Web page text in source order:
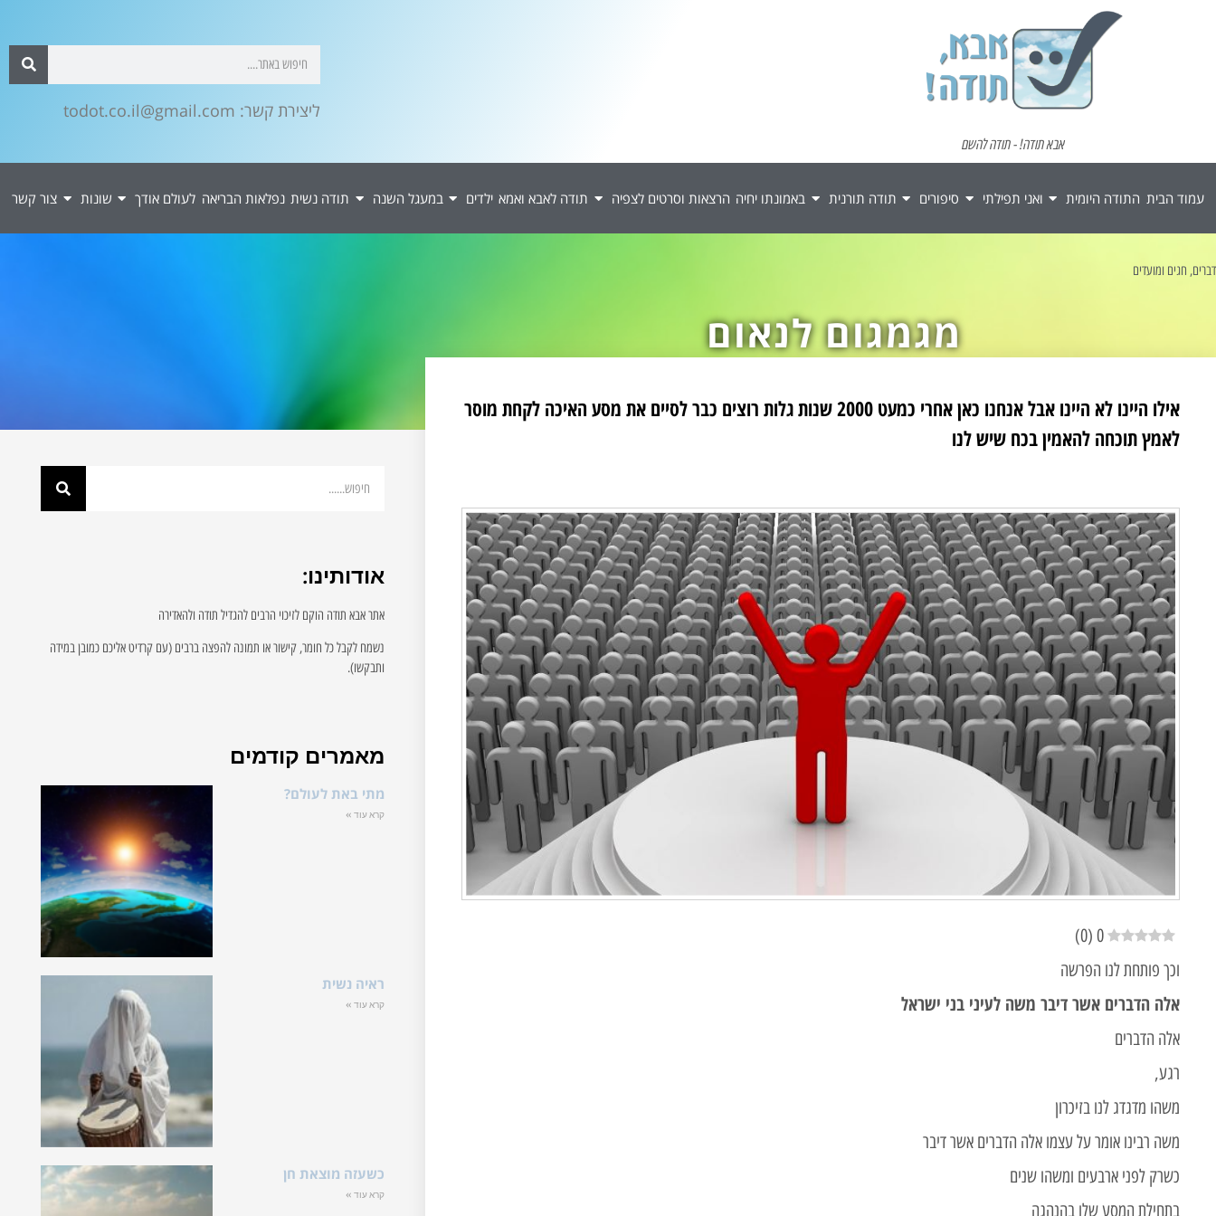
אבא תודה! - תודה להשם
ליצירת קשר: todot.co.il@gmail.com
עמוד הבית התודה היומית ואני תפילתי סיפורים תודה תורנית באמונתו יחיה הרצאות וסרטים לצפיה תודה לאבא ואמא ילדים במעגל השנה תודה נשית נפלאות הבריאה לעולם אודך שונות צור קשר
דברים, חגים ומועדים
מגמגום לנאום
אילו היינו לא היינו אבל אנחנו כאן אחרי כמעט 2000 שנות גלות רוצים כבר לסיים את מסע האיכה לקחת מוסר
לאמץ תוכחה להאמין בכח שיש לנו
0
(
0
)
וכך פותחת לנו הפרשה
אלה הדברים אשר דיבר משה לעיני בני ישראל
אלה הדברים
רגע,
משהו מדגדג לנו בזיכרון
משה רבינו אומר על עצמו אלה הדברים אשר דיבר
כשרק לפני ארבעים ומשהו שנים
בתחילת המסע שלו בהנהגה
אודותינו:
אתר אבא תודה הוקם לזיכוי הרבים להגדיל תודה ולהאדירה
נשמח לקבל כל חומר, קישור או תמונה להפצה ברבים (עם קרדיט אליכם כמובן במידה
ותבקשו).
מאמרים קודמים
מתי באת לעולם?
קרא עוד »
ראיה נשית
קרא עוד »
כשעזה מוצאת חן
קרא עוד »